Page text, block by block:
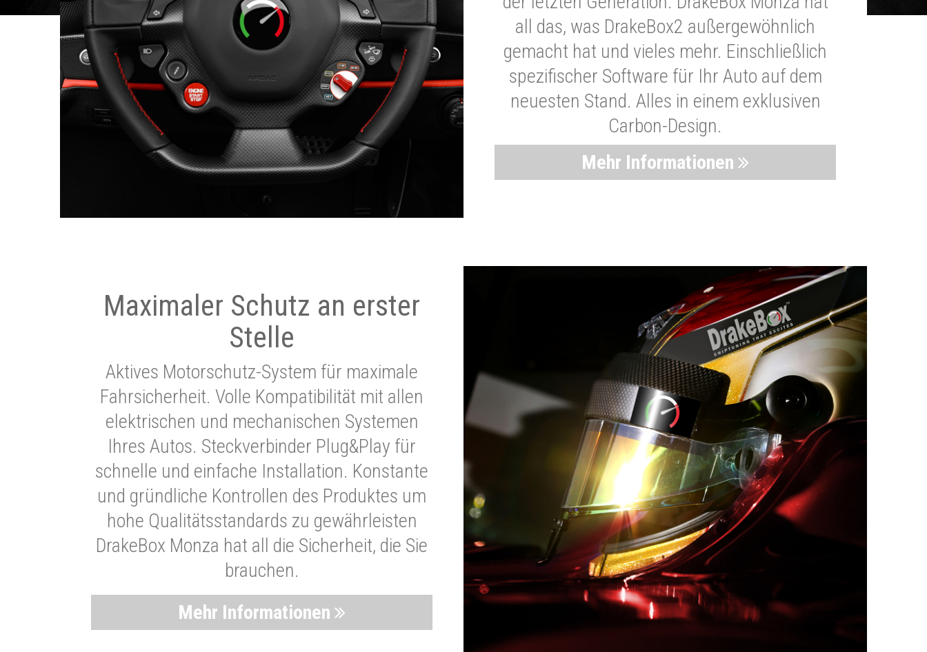
all das, was DrakeBox2 außergewöhnlich
gemacht hat und vieles mehr. Einschließlich
spezifischer Software für Ihr Auto auf dem
neuesten Stand. Alles in einem exklusiven
Carbon-Design.
Mehr Informationen
Maximaler Schutz an erster
Stelle
Aktives Motorschutz-System für maximale
Fahrsicherheit. Volle Kompatibilität mit allen
elektrischen und mechanischen Systemen
Ihres Autos. Steckverbinder Plug&Play für
schnelle und einfache Installation. Konstante
und gründliche Kontrollen des Produktes um
hohe Qualitätsstandards zu gewährleisten
DrakeBox Monza hat all die Sicherheit, die Sie
brauchen.
Mehr Informationen